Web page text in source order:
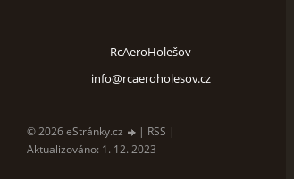
RcAeroHolešov
info@rcaeroholesov.cz
© 2026 eStránky.cz | RSS |
Aktualizováno: 1. 12. 2023